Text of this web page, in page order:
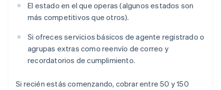
El estado en el que operas (algunos estados son
más competitivos que otros).
Si ofreces servicios básicos de agente registrado o
agrupas extras como reenvío de correo y
recordatorios de cumplimiento.
Si recién estás comenzando, cobrar entre 50 y 150